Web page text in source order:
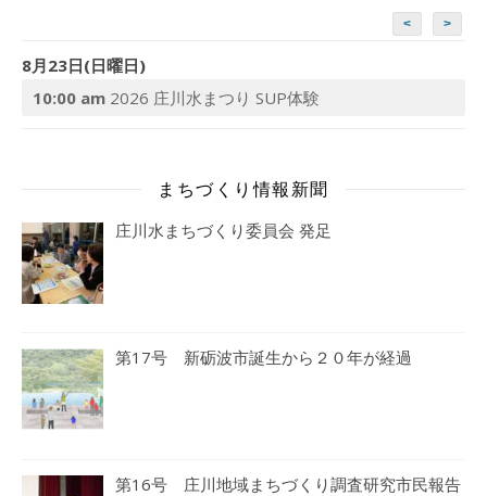
< >
8月23日(日曜日)
10:00 am 2026 庄川水まつり SUP体験
まちづくり情報新聞
庄川水まちづくり委員会 発足
第17号 新砺波市誕生から２０年が経過
第16号 庄川地域まちづくり調査研究市民報告